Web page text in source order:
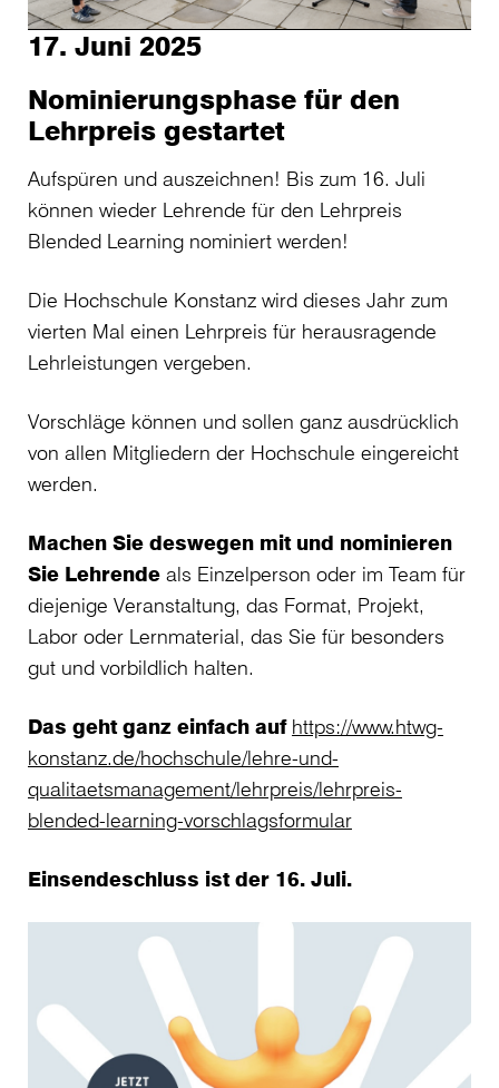
17. Juni 2025
Nominierungsphase für den
Lehrpreis gestartet
Aufspüren und auszeichnen! Bis zum 16. Juli
können wieder Lehrende für den Lehrpreis
Blended Learning nominiert werden!
Die Hochschule Konstanz wird dieses Jahr zum
vierten Mal einen Lehrpreis für herausragende
Lehrleistungen vergeben.
Vorschläge können und sollen ganz ausdrücklich
von allen Mitgliedern der Hochschule eingereicht
werden.
Machen Sie deswegen mit und nominieren
Sie Lehrende als Einzelperson oder im Team für
diejenige Veranstaltung, das Format, Projekt,
Labor oder Lernmaterial, das Sie für besonders
gut und vorbildlich halten.
Das geht ganz einfach auf https://www.htwg-
konstanz.de/hochschule/lehre-und-
qualitaetsmanagement/lehrpreis/lehrpreis-
blended-learning-vorschlagsformular
Einsendeschluss ist der 16. Juli.